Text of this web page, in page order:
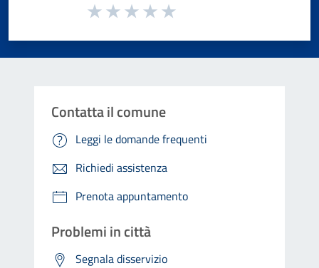
Valuta da 1 a 5 stelle la pagina
Contatta il comune
Leggi le domande frequenti
Richiedi assistenza
Prenota appuntamento
Problemi in città
Segnala disservizio